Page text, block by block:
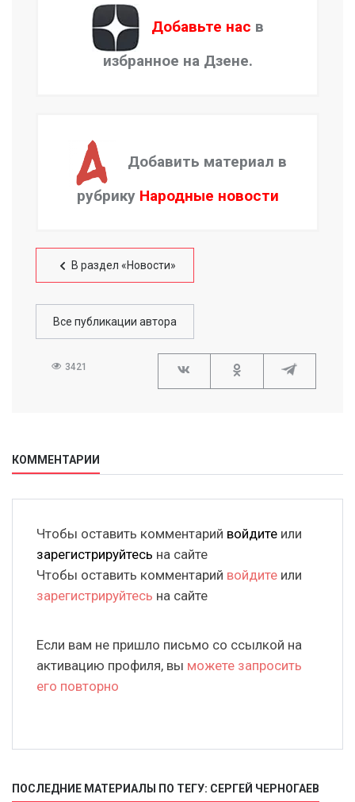
Добавьте нас в
избранное на Дзене.
Добавить материал в
рубрику Народные новости
В раздел «Новости»
Все публикации автора
3421
КОММЕНТАРИИ
Чтобы оставить комментарий войдите или
зарегистрируйтесь на сайте
Чтобы оставить комментарий войдите или
зарегистрируйтесь на сайте
Если вам не пришло письмо со ссылкой на
активацию профиля, вы можете запросить
его повторно
ПОСЛЕДНИЕ МАТЕРИАЛЫ ПО ТЕГУ: СЕРГЕЙ ЧЕРНОГАЕВ